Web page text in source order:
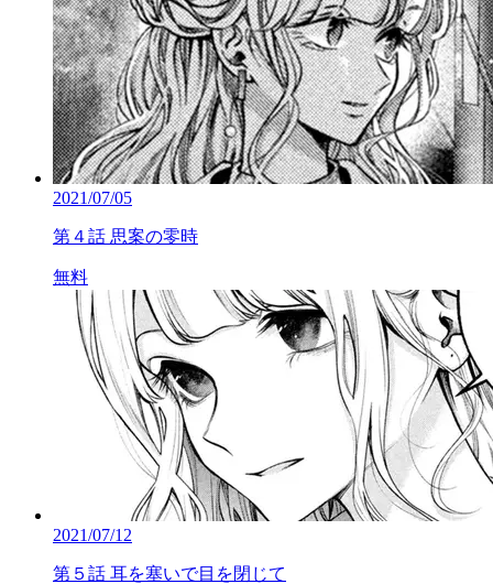
2021/07/05
第４話 思案の零時
無料
2021/07/12
第５話 耳を塞いで目を閉じて